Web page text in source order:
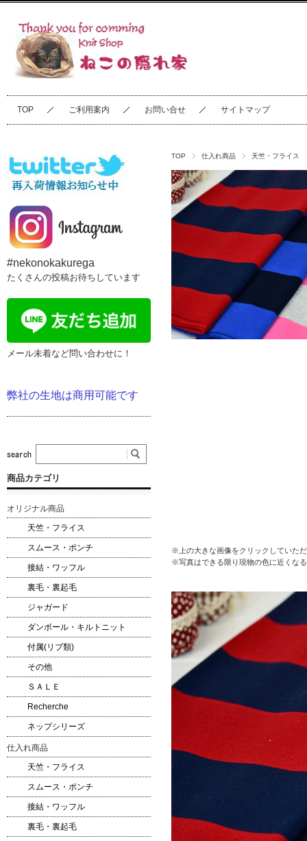
TOP ご利用案内 お問い合せ サイトマップ
TOP 仕入れ商品 天竺・フライス
※上の大きな画像をクリックしていた
※写真はできる限り現物の色に近くな
#nekonokakurega
たくさんの投稿お待ちしています
メール未着など問い合わせに！
弊社の生地は商用可能です
商品カテゴリ
オリジナル商品
天竺・フライス
スムース・ポンチ
接結・ワッフル
裏毛・裏起毛
ジャガード
ダンボール・キルトニット
付属(リブ類)
その他
ＳＡＬＥ
Recherche
ネップシリーズ
仕入れ商品
天竺・フライス
スムース・ポンチ
接結・ワッフル
裏毛・裏起毛